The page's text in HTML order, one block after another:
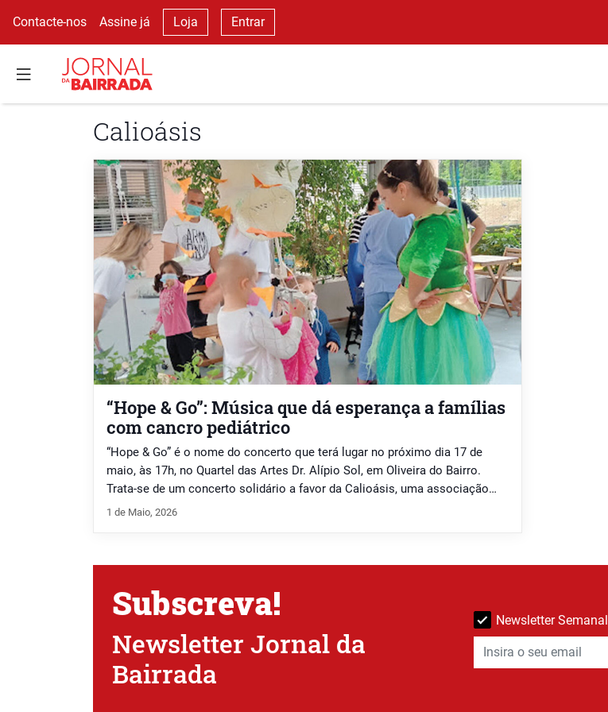
Contacte-nos Assine já Loja Entrar
Calioásis
“Hope & Go”: Música que dá esperança a famílias
com cancro pediátrico
“Hope & Go” é o nome do concerto que terá lugar no próximo dia 17 de
maio, às 17h, no Quartel das Artes Dr. Alípio Sol, em Oliveira do Bairro.
Trata-se de um concerto solidário a favor da Calioásis, uma associação
que dá apoio a famílias afetadas pelo cancro pediátrico. O concerto “Hope
1 de Maio, 2026
Subscreva!
Newsletter Jornal da
Bairrada
Newsletter Semanal